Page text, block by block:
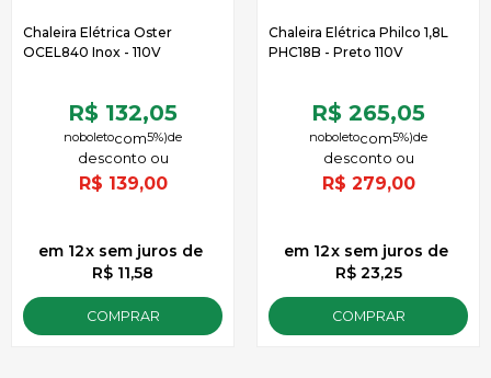
Chaleira Elétrica Oster
OCEL840 Inox - 110V
R$ 132,05
de
5%)
noboleto
R$ 139,00
12x
de
R$ 11,58
sem juros
COMPRAR
Chaleira Elétrica Philco 1,8L
PHC18B - Preto 110V
R$ 265,05
de
5%)
noboleto
R$ 279,00
12x
de
R$ 23,25
sem juros
COMPRAR